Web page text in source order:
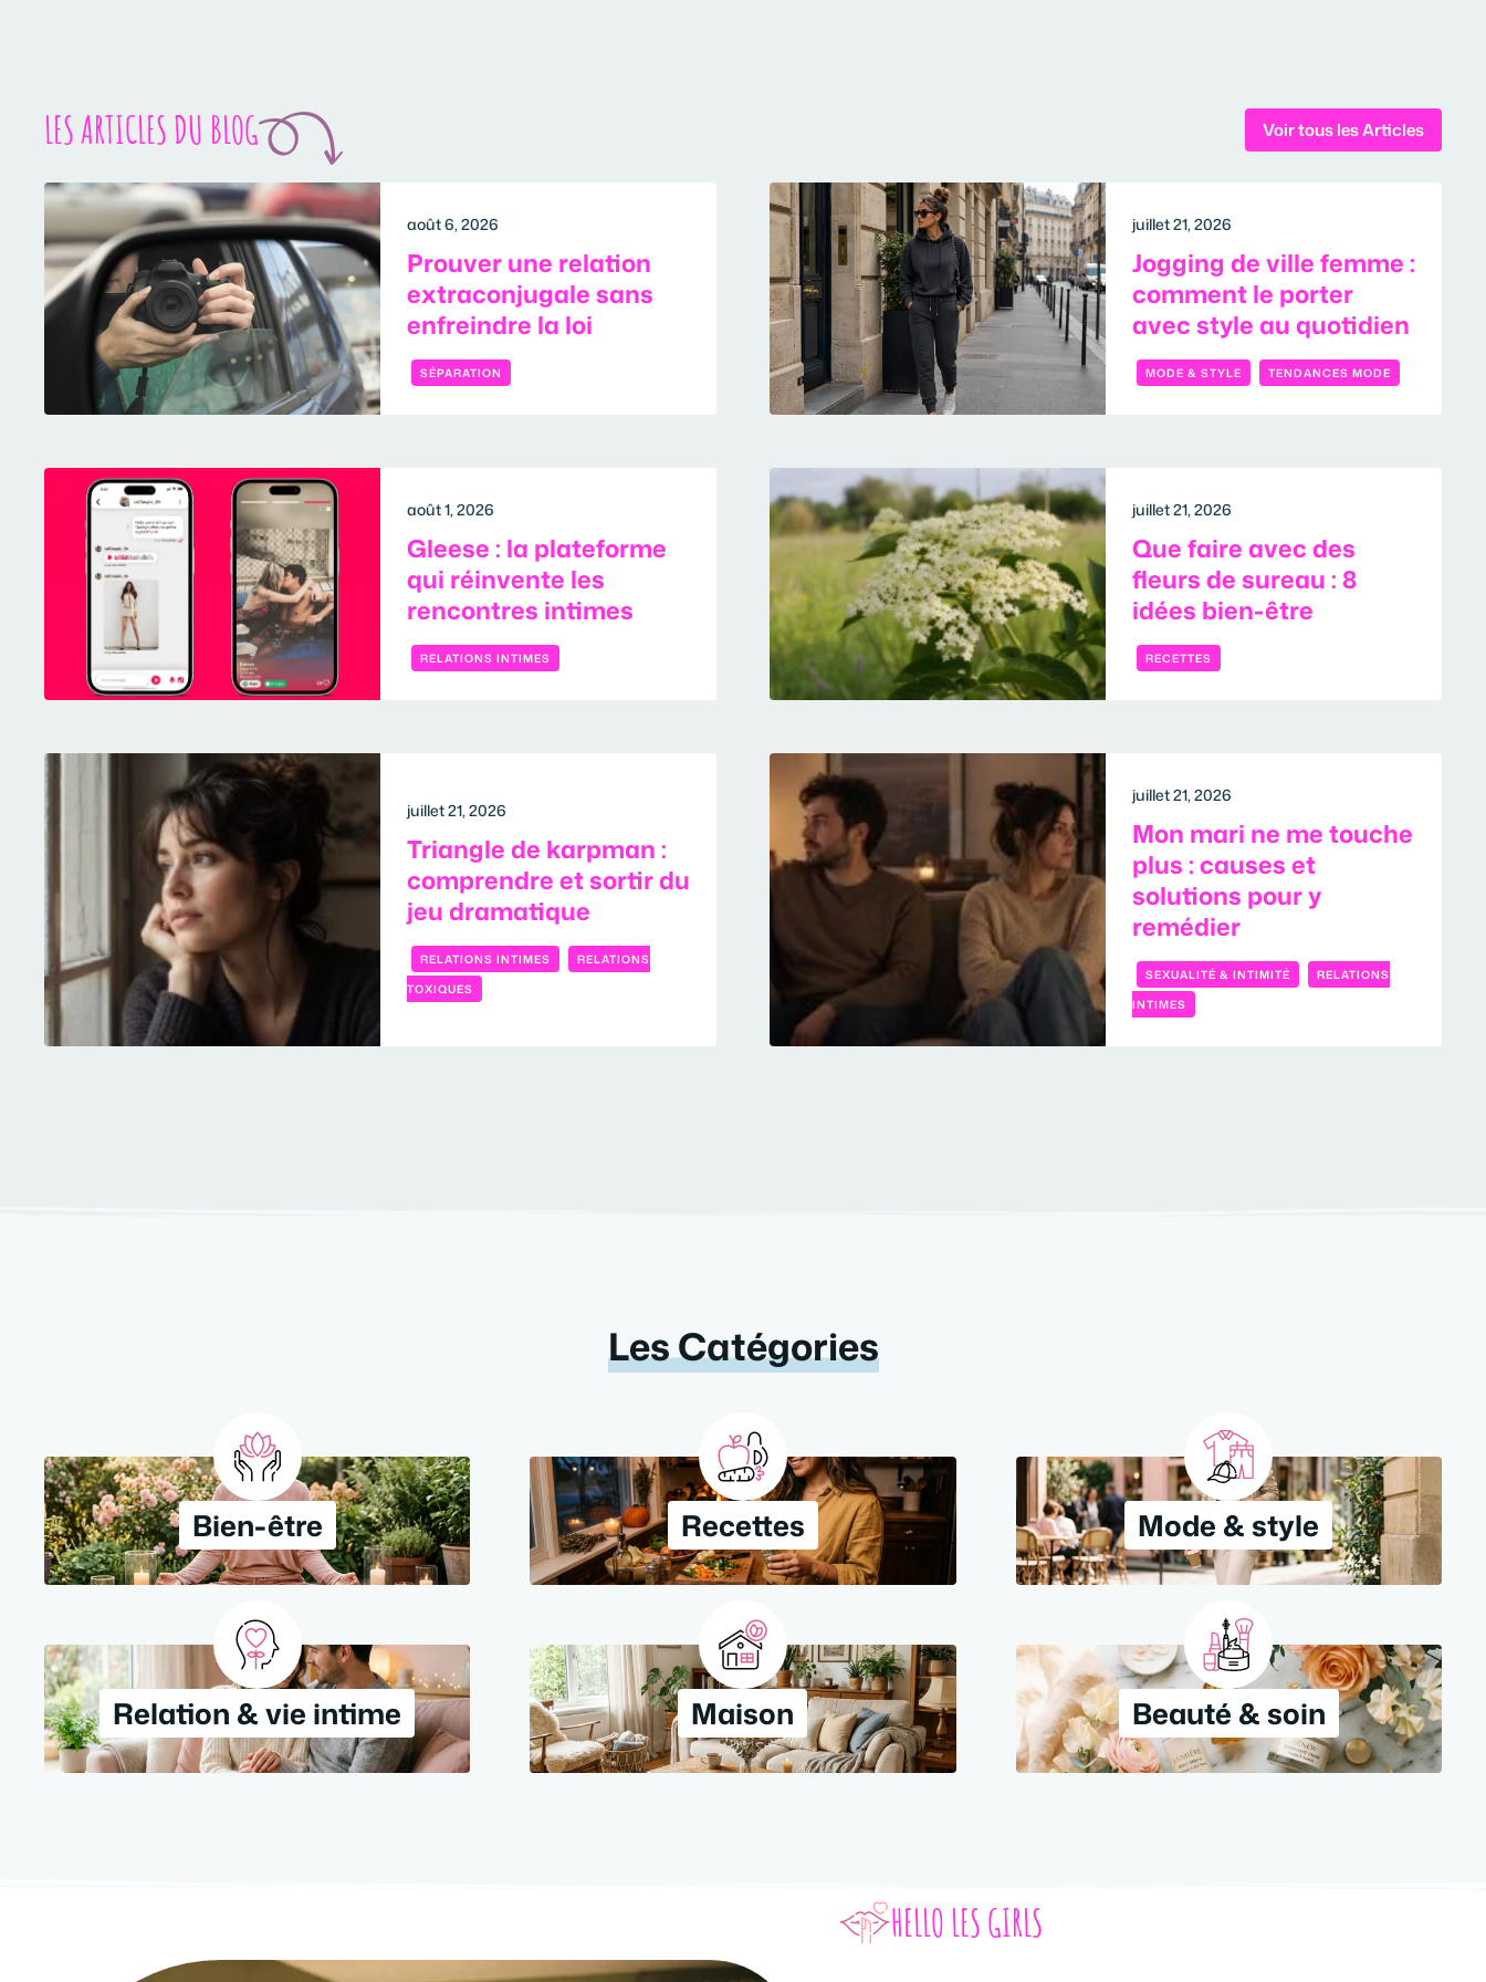
LES ARTICLES DU BLOG Voir tous les Articles
août 6, 2026
Prouver une relation
extraconjugale sans
enfreindre la loi
SÉPARATION
juillet 21, 2026
Jogging de ville femme :
comment le porter
avec style au quotidien
MODE & STYLE TENDANCES MODE
août 1, 2026
Gleese : la plateforme
qui réinvente les
rencontres intimes
RELATIONS INTIMES
juillet 21, 2026
Que faire avec des
fleurs de sureau : 8
idées bien-être
RECETTES
juillet 21, 2026
Triangle de karpman :
comprendre et sortir du
jeu dramatique
RELATIONS INTIMES
RELATIONS
TOXIQUES
juillet 21, 2026
Mon mari ne me touche
plus : causes et
solutions pour y
remédier
SEXUALITÉ & INTIMITÉ
RELATIONS
INTIMES
Les Catégories
Bien-être Recettes Mode & style
Relation & vie intime Maison Beauté & soin
HELLO LES GIRLS